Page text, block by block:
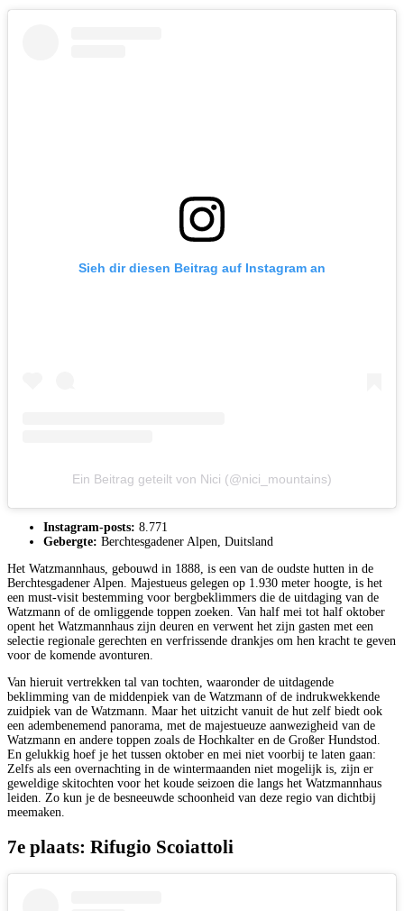
Sieh dir diesen Beitrag auf Instagram an
Ein Beitrag geteilt von Nici (@nici_mountains)
Instagram-posts: 8.771
Gebergte: Berchtesgadener Alpen, Duitsland
Het Watzmannhaus, gebouwd in 1888, is een van de oudste hutten in de
Berchtesgadener Alpen. Majestueus gelegen op 1.930 meter hoogte, is het
een must-visit bestemming voor bergbeklimmers die de uitdaging van de
Watzmann of de omliggende toppen zoeken. Van half mei tot half oktober
opent het Watzmannhaus zijn deuren en verwent het zijn gasten met een
selectie regionale gerechten en verfrissende drankjes om hen kracht te geven
voor de komende avonturen.
Van hieruit vertrekken tal van tochten, waaronder de uitdagende
beklimming van de middenpiek van de Watzmann of de indrukwekkende
zuidpiek van de Watzmann. Maar het uitzicht vanuit de hut zelf biedt ook
een adembenemend panorama, met de majestueuze aanwezigheid van de
Watzmann en andere toppen zoals de Hochkalter en de Großer Hundstod.
En gelukkig hoef je het tussen oktober en mei niet voorbij te laten gaan:
Zelfs als een overnachting in de wintermaanden niet mogelijk is, zijn er
geweldige skitochten voor het koude seizoen die langs het Watzmannhaus
leiden. Zo kun je de besneeuwde schoonheid van deze regio van dichtbij
meemaken.
7e plaats: Rifugio Scoiattoli